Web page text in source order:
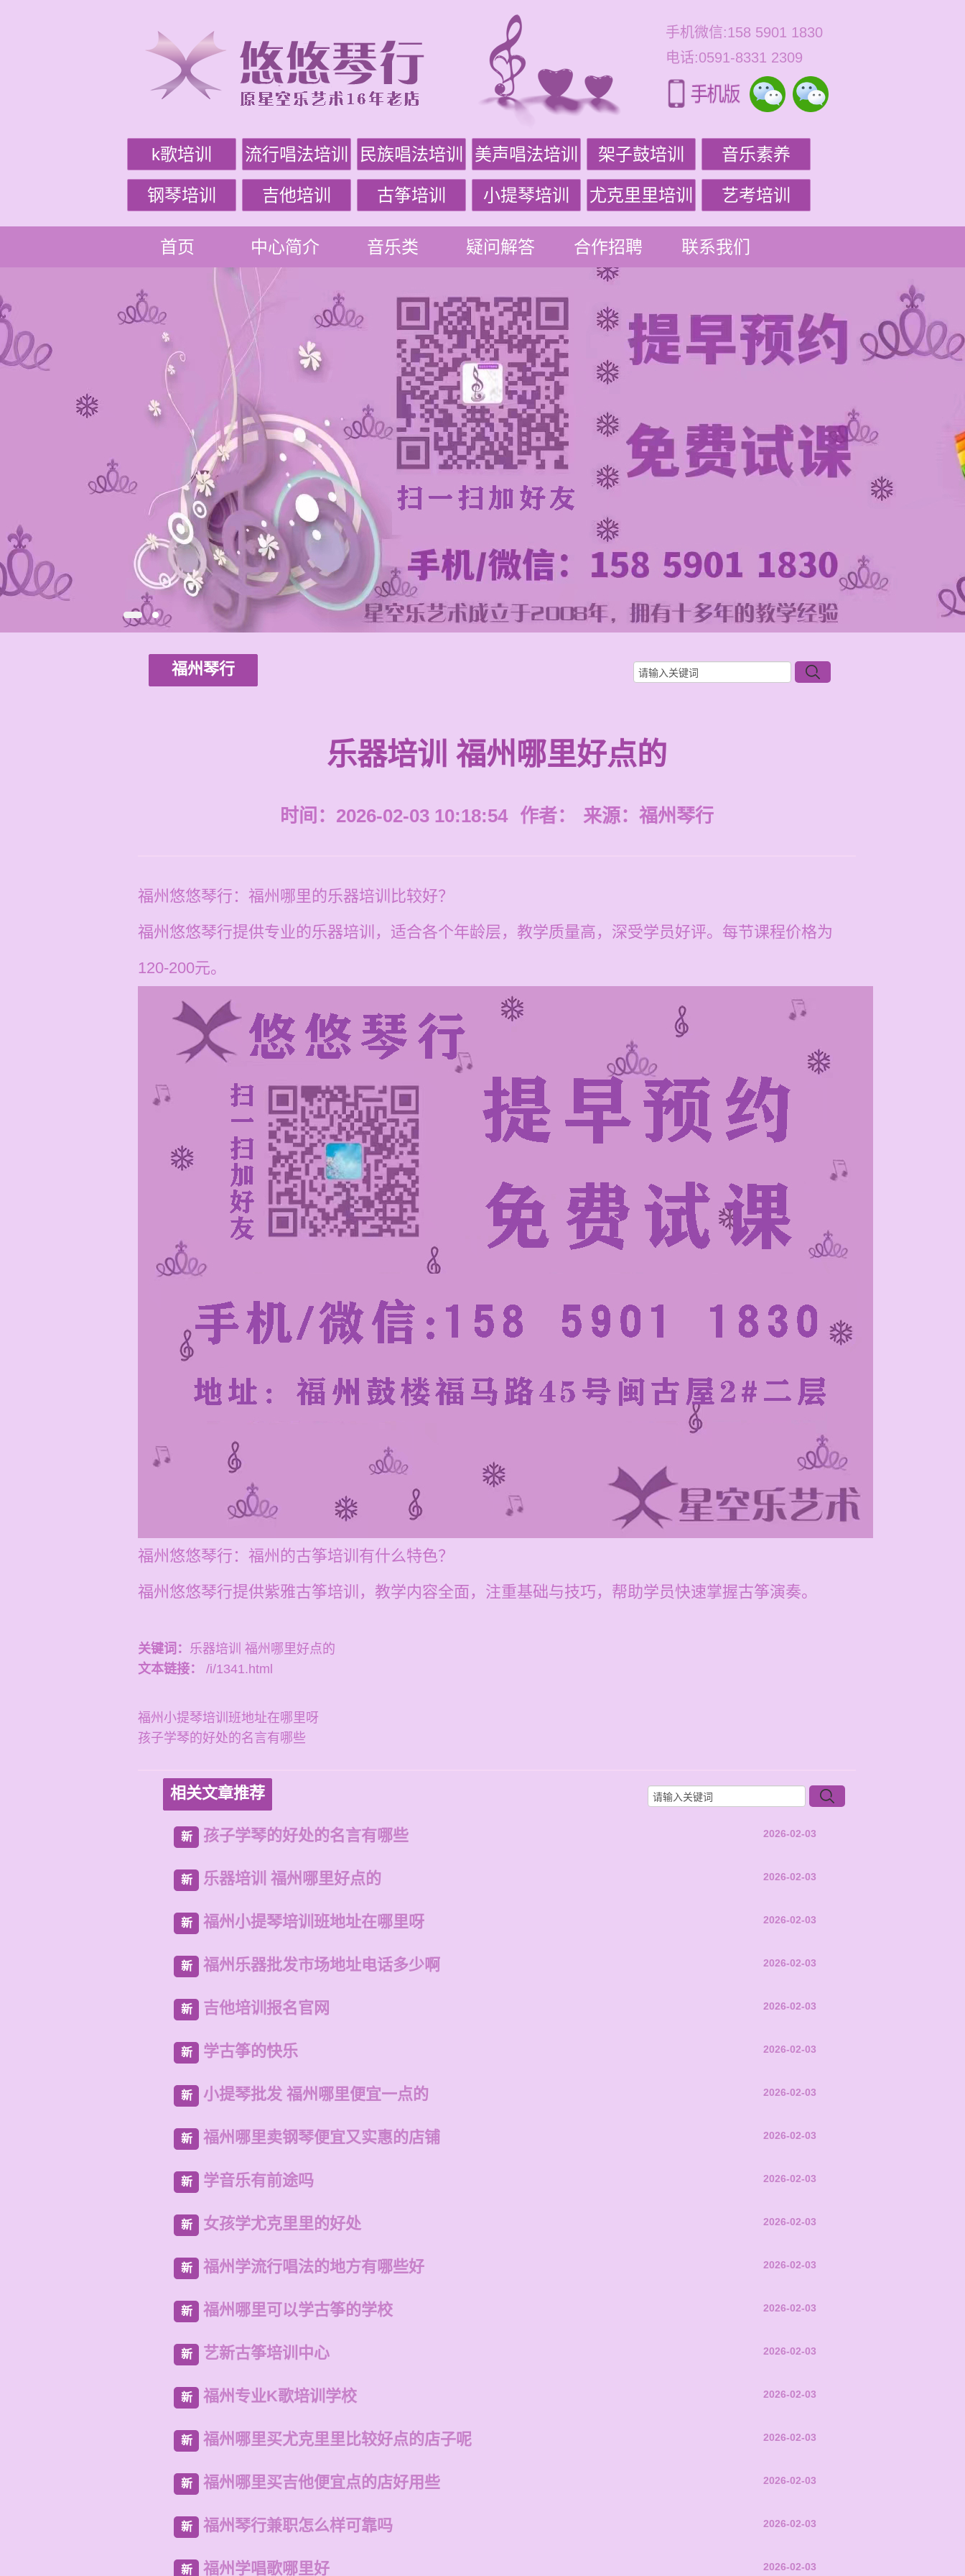
手机微信:158 5901 1830
电话:0591-8331 2309
k歌培训 流行唱法培训 民族唱法培训 美声唱法培训 架子鼓培训 音乐素养
钢琴培训 吉他培训 古筝培训 小提琴培训 尤克里里培训 艺考培训
首页 中心简介 音乐类 疑问解答 合作招聘 联系我们
福州琴行
乐器培训 福州哪里好点的
时间：2026-02-03 10:18:54 作者： 来源： 福州琴行
福州悠悠琴行：福州哪里的乐器培训比较好？
福州悠悠琴行提供专业的乐器培训，适合各个年龄层，教学质量高，深受学员好评。每节课程价格为
120-200元。
福州悠悠琴行：福州的古筝培训有什么特色？
福州悠悠琴行提供紫雅古筝培训，教学内容全面，注重基础与技巧，帮助学员快速掌握古筝演奏。
关键词： 乐器培训 福州哪里好点的
文本链接：
/i/1341.html
福州小提琴培训班地址在哪里呀
孩子学琴的好处的名言有哪些
相关文章推荐
新 孩子学琴的好处的名言有哪些 2026-02-03
新 乐器培训 福州哪里好点的 2026-02-03
新 福州小提琴培训班地址在哪里呀 2026-02-03
新 福州乐器批发市场地址电话多少啊 2026-02-03
新 吉他培训报名官网 2026-02-03
新 学古筝的快乐 2026-02-03
新 小提琴批发 福州哪里便宜一点的 2026-02-03
新 福州哪里卖钢琴便宜又实惠的店铺 2026-02-03
新 学音乐有前途吗 2026-02-03
新 女孩学尤克里里的好处 2026-02-03
新 福州学流行唱法的地方有哪些好 2026-02-03
新 福州哪里可以学古筝的学校 2026-02-03
新 艺新古筝培训中心 2026-02-03
新 福州专业K歌培训学校 2026-02-03
新 福州哪里买尤克里里比较好点的店子呢 2026-02-03
新 福州哪里买吉他便宜点的店好用些 2026-02-03
新 福州琴行兼职怎么样可靠吗 2026-02-03
新 福州学唱歌哪里好 2026-02-03